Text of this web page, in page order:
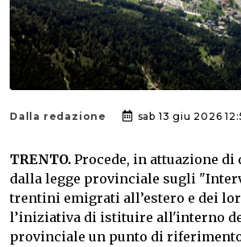
Dalla redazione sab 13 giu 2026
TRENTO. Procede, in attuazione di
dalla legge provinciale sugli
trentini emigrati all’estero e dei
l’iniziativa di istituire all'interno
provinciale un punto di